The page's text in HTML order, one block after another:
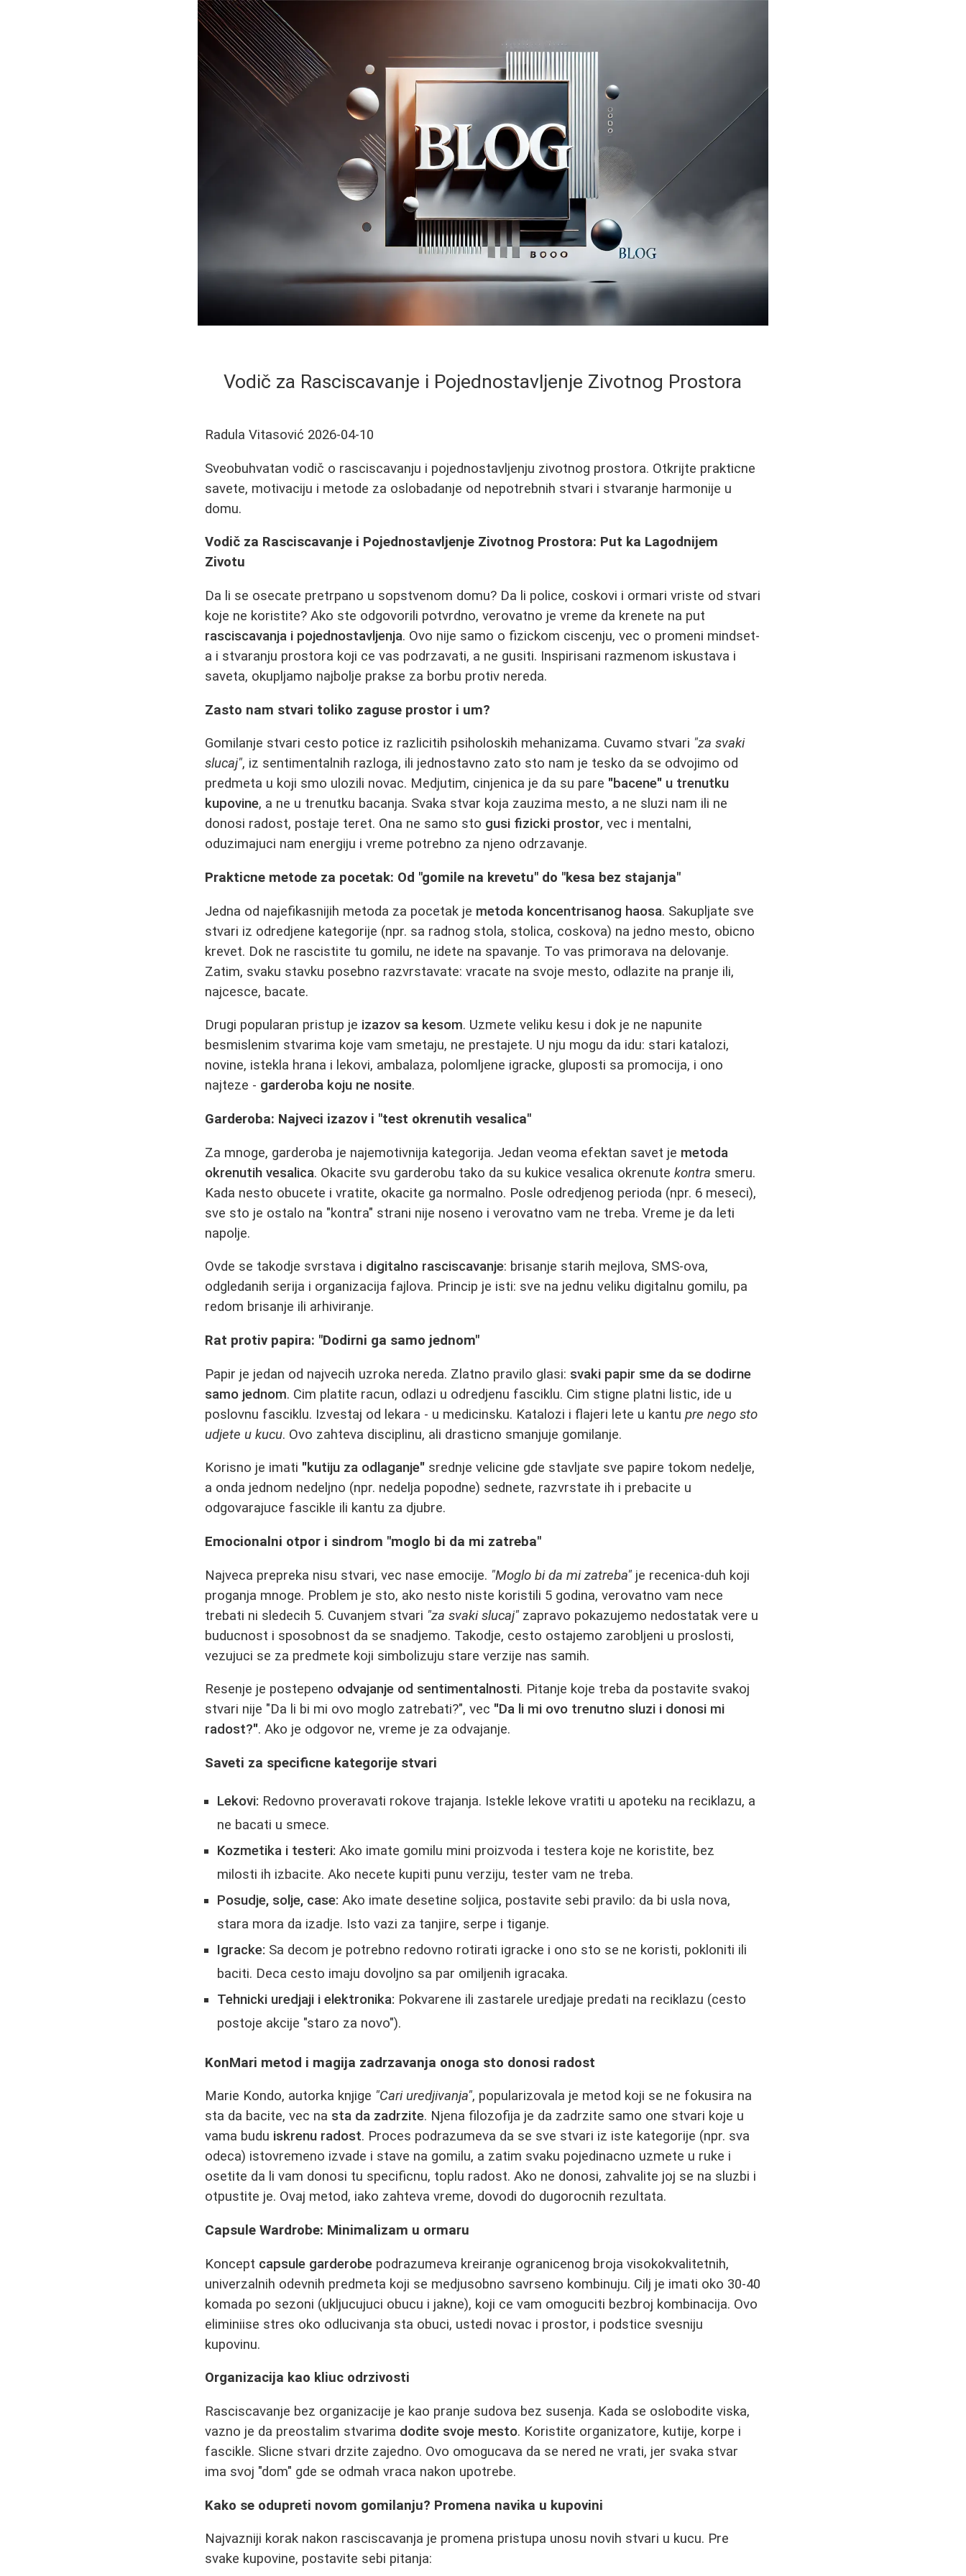
Vodič za Rasciscavanje i Pojednostavljenje Zivotnog Prostora
Radula Vitasović 2026-04-10
Sveobuhvatan vodič o rasciscavanju i pojednostavljenju zivotnog prostora. Otkrijte prakticne
savete, motivaciju i metode za oslobadanje od nepotrebnih stvari i stvaranje harmonije u
domu.
Vodič za Rasciscavanje i Pojednostavljenje Zivotnog Prostora: Put ka Lagodnijem
Zivotu
Da li se osecate pretrpano u sopstvenom domu? Da li police, coskovi i ormari vriste od stvari
koje ne koristite? Ako ste odgovorili potvrdno, verovatno je vreme da krenete na put
rasciscavanja i pojednostavljenja. Ovo nije samo o fizickom ciscenju, vec o promeni mindset-
a i stvaranju prostora koji ce vas podrzavati, a ne gusiti. Inspirisani razmenom iskustava i
saveta, okupljamo najbolje prakse za borbu protiv nereda.
Zasto nam stvari toliko zaguse prostor i um?
Gomilanje stvari cesto potice iz razlicitih psiholoskih mehanizama. Cuvamo stvari "za svaki
slucaj", iz sentimentalnih razloga, ili jednostavno zato sto nam je tesko da se odvojimo od
predmeta u koji smo ulozili novac. Medjutim, cinjenica je da su pare "bacene" u trenutku
kupovine, a ne u trenutku bacanja. Svaka stvar koja zauzima mesto, a ne sluzi nam ili ne
donosi radost, postaje teret. Ona ne samo sto gusi fizicki prostor, vec i mentalni,
oduzimajuci nam energiju i vreme potrebno za njeno odrzavanje.
Prakticne metode za pocetak: Od "gomile na krevetu" do "kesa bez stajanja"
Jedna od najefikasnijih metoda za pocetak je metoda koncentrisanog haosa. Sakupljate sve
stvari iz odredjene kategorije (npr. sa radnog stola, stolica, coskova) na jedno mesto, obicno
krevet. Dok ne rascistite tu gomilu, ne idete na spavanje. To vas primorava na delovanje.
Zatim, svaku stavku posebno razvrstavate: vracate na svoje mesto, odlazite na pranje ili,
najcesce, bacate.
Drugi popularan pristup je izazov sa kesom. Uzmete veliku kesu i dok je ne napunite
besmislenim stvarima koje vam smetaju, ne prestajete. U nju mogu da idu: stari katalozi,
novine, istekla hrana i lekovi, ambalaza, polomljene igracke, gluposti sa promocija, i ono
najteze - garderoba koju ne nosite.
Garderoba: Najveci izazov i "test okrenutih vesalica"
Za mnoge, garderoba je najemotivnija kategorija. Jedan veoma efektan savet je metoda
okrenutih vesalica. Okacite svu garderobu tako da su kukice vesalica okrenutekontra smeru.
Kada nesto obucete i vratite, okacite ga normalno. Posle odredjenog perioda (npr. 6 meseci),
sve sto je ostalo na "kontra" strani nije noseno i verovatno vam ne treba. Vreme je da leti
napolje.
Ovde se takodje svrstava i digitalno rasciscavanje: brisanje starih mejlova, SMS-ova,
odgledanih serija i organizacija fajlova. Princip je isti: sve na jednu veliku digitalnu gomilu, pa
redom brisanje ili arhiviranje.
Rat protiv papira: "Dodirni ga samo jednom"
Papir je jedan od najvecih uzroka nereda. Zlatno pravilo glasi: svaki papir sme da se dodirne
samo jednom. Cim platite racun, odlazi u odredjenu fasciklu. Cim stigne platni listic, ide u
poslovnu fasciklu. Izvestaj od lekara - u medicinsku. Katalozi i flajeri lete u kantupre nego sto
udjete u kucu. Ovo zahteva disciplinu, ali drasticno smanjuje gomilanje.
Korisno je imati "kutiju za odlaganje" srednje velicine gde stavljate sve papire tokom nedelje,
a onda jednom nedeljno (npr. nedelja popodne) sednete, razvrstate ih i prebacite u
odgovarajuce fascikle ili kantu za djubre.
Emocionalni otpor i sindrom "moglo bi da mi zatreba"
Najveca prepreka nisu stvari, vec nase emocije. "Moglo bi da mi zatreba" je recenica-duh koji
proganja mnoge. Problem je sto, ako nesto niste koristili 5 godina, verovatno vam nece
trebati ni sledecih 5. Cuvanjem stvari "za svaki slucaj" zapravo pokazujemo nedostatak vere u
buducnost i sposobnost da se snadjemo. Takodje, cesto ostajemo zarobljeni u proslosti,
vezujuci se za predmete koji simbolizuju stare verzije nas samih.
Resenje je postepeno odvajanje od sentimentalnosti. Pitanje koje treba da postavite svakoj
stvari nije "Da li bi mi ovo moglo zatrebati?", vec "Da li mi ovo trenutno sluzi i donosi mi
radost?". Ako je odgovor ne, vreme je za odvajanje.
Saveti za specificne kategorije stvari
Lekovi: Redovno proveravati rokove trajanja. Istekle lekove vratiti u apoteku na reciklazu, a
ne bacati u smece.
Kozmetika i testeri: Ako imate gomilu mini proizvoda i testera koje ne koristite, bez
milosti ih izbacite. Ako necete kupiti punu verziju, tester vam ne treba.
Posudje, solje, case: Ako imate desetine soljica, postavite sebi pravilo: da bi usla nova,
stara mora da izadje. Isto vazi za tanjire, serpe i tiganje.
Igracke: Sa decom je potrebno redovno rotirati igracke i ono sto se ne koristi, pokloniti ili
baciti. Deca cesto imaju dovoljno sa par omiljenih igracaka.
Tehnicki uredjaji i elektronika: Pokvarene ili zastarele uredjaje predati na reciklazu (cesto
postoje akcije "staro za novo").
KonMari metod i magija zadrzavanja onoga sto donosi radost
Marie Kondo, autorka knjige "Cari uredjivanja", popularizovala je metod koji se ne fokusira na
sta da bacite, vec na sta da zadrzite. Njena filozofija je da zadrzite samo one stvari koje u
vama budu iskrenu radost. Proces podrazumeva da se sve stvari iz iste kategorije (npr. sva
odeca) istovremeno izvade i stave na gomilu, a zatim svaku pojedinacno uzmete u ruke i
osetite da li vam donosi tu specificnu, toplu radost. Ako ne donosi, zahvalite joj se na sluzbi i
otpustite je. Ovaj metod, iako zahteva vreme, dovodi do dugorocnih rezultata.
Capsule Wardrobe: Minimalizam u ormaru
Koncept capsule garderobe podrazumeva kreiranje ogranicenog broja visokokvalitetnih,
univerzalnih odevnih predmeta koji se medjusobno savrseno kombinuju. Cilj je imati oko 30-40
komada po sezoni (ukljucujuci obucu i jakne), koji ce vam omoguciti bezbroj kombinacija. Ovo
eliminiise stres oko odlucivanja sta obuci, ustedi novac i prostor, i podstice svesniju
kupovinu.
Organizacija kao kliuc odrzivosti
Rasciscavanje bez organizacije je kao pranje sudova bez susenja. Kada se oslobodite viska,
vazno je da preostalim stvarima dodite svoje mesto. Koristite organizatore, kutije, korpe i
fascikle. Slicne stvari drzite zajedno. Ovo omogucava da se nered ne vrati, jer svaka stvar
ima svoj "dom" gde se odmah vraca nakon upotrebe.
Kako se odupreti novom gomilanju? Promena navika u kupovini
Najvazniji korak nakon rasciscavanja je promena pristupa unosu novih stvari u kucu. Pre
svake kupovine, postavite sebi pitanja: